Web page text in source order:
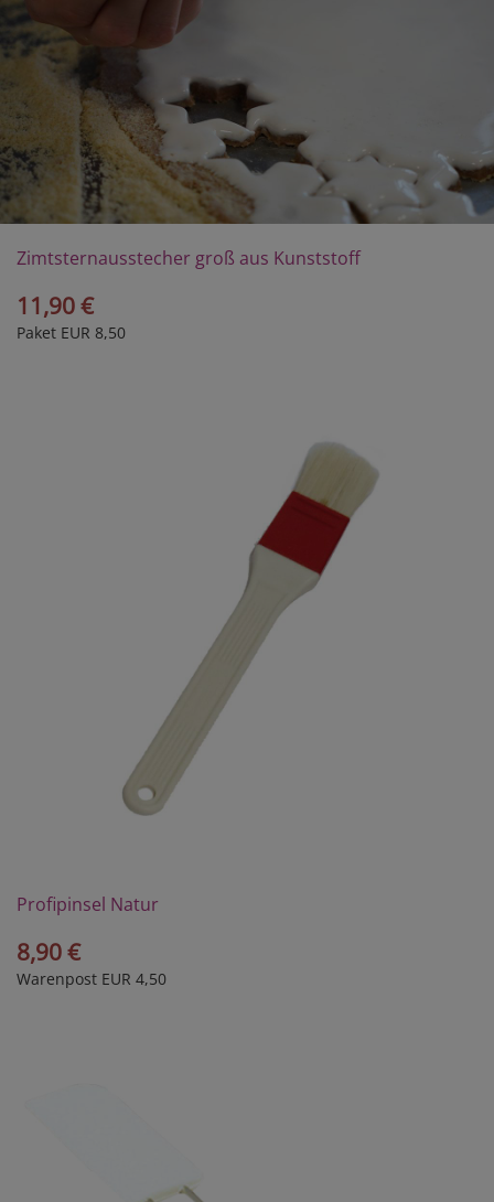
Zimtsternausstecher groß aus Kunststoff
11,90 €
Paket EUR 8,50
Profipinsel Natur
8,90 €
Warenpost EUR 4,50